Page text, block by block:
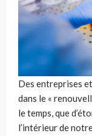
Des entreprises
dans le «
le temps, que
l’intérieur de